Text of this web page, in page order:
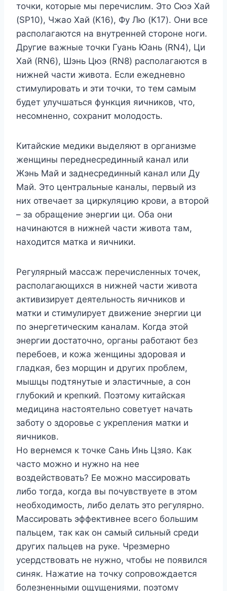
точки, которые мы перечислим. Это Сюэ Хай
(SP10), Чжао Хай (K16), Фу Лю (K17). Они все
располагаются на внутренней стороне ноги.
Другие важные точки Гуань Юань (RN4), Ци
Хай (RN6), Шэнь Цюэ (RN8) располагаются в
нижней части живота. Если ежедневно
стимулировать и эти точки, то тем самым
будет улучшаться функция яичников, что,
несомненно, сохранит молодость.
Китайские медики выделяют в организме
женщины переднесрединный канал или
Жэнь Май и заднесрединный канал или Ду
Май. Это центральные каналы, первый из
них отвечает за циркуляцию крови, а второй
– за обращение энергии ци. Оба они
начинаются в нижней части живота там,
находится матка и яичники.
Регулярный массаж перечисленных точек,
располагающихся в нижней части живота
активизирует деятельность яичников и
матки и стимулирует движение энергии ци
по энергетическим каналам. Когда этой
энергии достаточно, органы работают без
перебоев, и кожа женщины здоровая и
гладкая, без морщин и других проблем,
мышцы подтянутые и эластичные, а сон
глубокий и крепкий. Поэтому китайская
медицина настоятельно советует начать
заботу о здоровье с укрепления матки и
яичников.
Но вернемся к точке Сань Инь Цзяо. Как
часто можно и нужно на нее
воздействовать? Ее можно массировать
либо тогда, когда вы почувствуете в этом
необходимость, либо делать это регулярно.
Массировать эффективнее всего большим
пальцем, так как он самый сильный среди
других пальцев на руке. Чрезмерно
усердствовать не нужно, чтобы не появился
синяк. Нажатие на точку сопровождается
болезненными ощущениями, поэтому